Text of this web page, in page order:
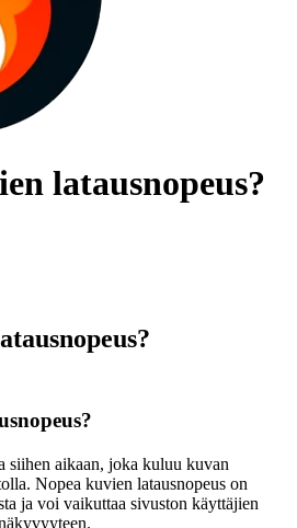
latausnopeus?
siihen aikaan, joka kuluu kuvan
Nopea kuvien latausnopeus on
ja voi vaikuttaa sivuston käyttäjien